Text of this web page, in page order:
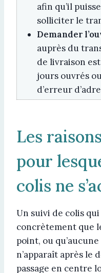
afin qu’il
solliciter le
Demander
auprès du
de livraison
jours ouvrés
d’erreur
Les
pour
colis ne
Un suivi de colis
concrètement que
point, ou
n’apparaît après le
passage en centre